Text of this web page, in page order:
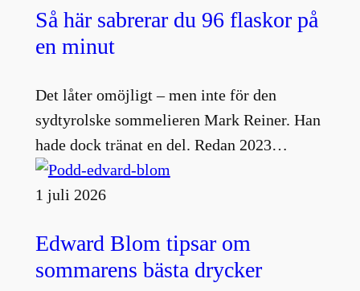
Så här sabrerar du 96 flaskor på
en minut
Det låter omöjligt – men inte för den
sydtyrolske sommelieren Mark Reiner. Han
hade dock tränat en del. Redan 2023…
1 juli 2026
Edward Blom tipsar om
sommarens bästa drycker